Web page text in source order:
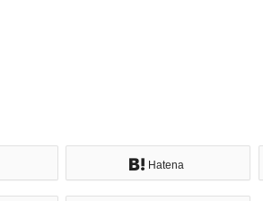
Hatena